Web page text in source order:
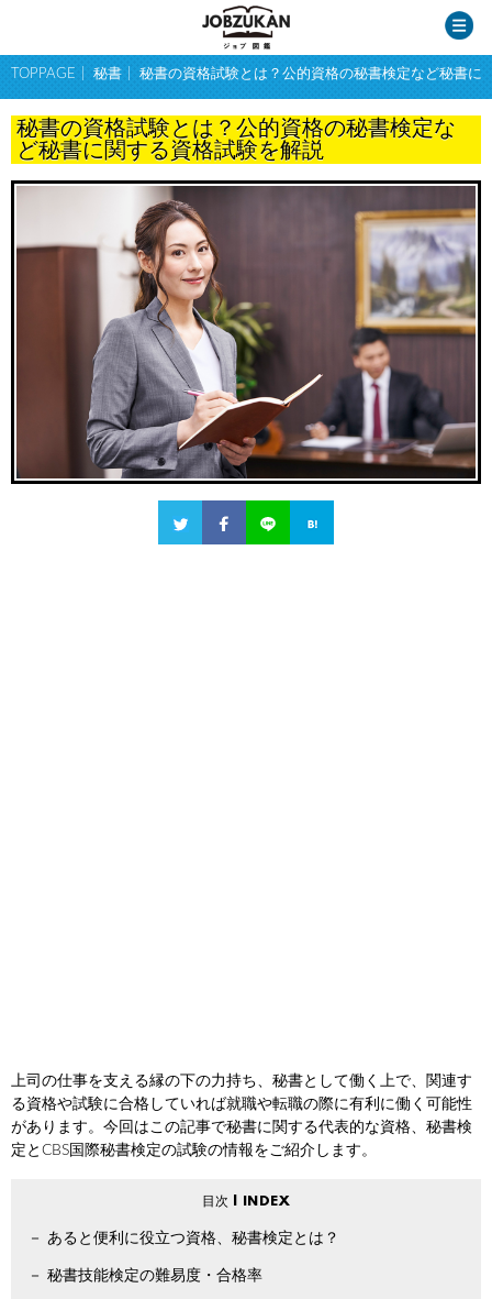
TOPPAGE 秘書 秘書の資格試験とは？公的資格の秘書検定など秘書に
秘書の資格試験とは？公的資格の秘書検定な
ど秘書に関する資格試験を解説
上司の仕事を支える縁の下の力持ち、秘書として働く上で、関連す
る資格や試験に合格していれば就職や転職の際に有利に働く可能性
があります。今回はこの記事で秘書に関する代表的な資格、秘書検
定とCBS国際秘書検定の試験の情報をご紹介します。
あると便利に役立つ資格、秘書検定とは？
秘書技能検定の難易度・合格率